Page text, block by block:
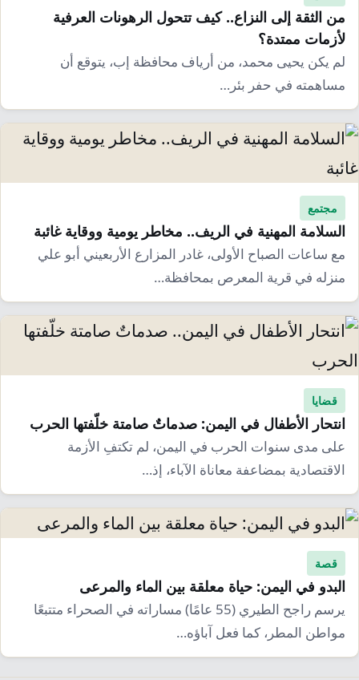
قضايا
معيشة
قصة
انفوجرافيك
قصص رقمية
تقارير صور
فيديو
من الثقة إلى النزاع.. كيف تتحول الرهونات العرفية
لأزمات ممتدة؟
لم يكن يحيى محمد، من أرياف محافظة إب، يتوقع أن
مساهمته في حفر بئر…
مجتمع
السلامة المهنية في الريف.. مخاطر يومية ووقاية غائبة
مع ساعات الصباح الأولى، غادر المزارع الأربعيني أبو علي
منزله في قرية المعرص بمحافظة…
قضايا
انتحار الأطفال في اليمن: صدماتٌ صامتة خلّفتها الحرب
على مدى سنوات الحرب في اليمن، لم تكتفِ الأزمة
الاقتصادية بمضاعفة معاناة الآباء، إذ…
قصة
البدو في اليمن: حياة معلقة بين الماء والمرعى
يرسم راجح الطيري (55 عامًا) مساراته في الصحراء متتبعًا
مواطن المطر، كما فعل آباؤه…